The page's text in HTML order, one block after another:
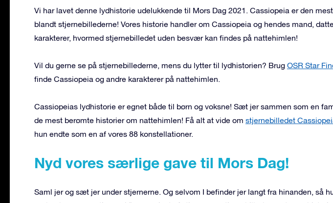
Vi har lavet denne lydhistorie udelukkende til Mors Dag 2021. Cassiopeia er den
blandt stjernebillederne! Vores historie handler om Cassiopeia og hendes mand,
karakterer, hvormed stjernebilledet uden besvær kan findes på nattehimlen!
Vil du gerne se på stjernebillederne, mens du lytter til lydhistorien? Brug OSR Star
finde Cassiopeia og andre karakterer på nattehimlen.
Cassiopeias lydhistorie er egnet både til børn og voksne! Sæt jer sammen som en
de mest berømte historier om nattehimlen! Få alt at vide om stjernebilledet
hun endte som en af vores 88 konstellationer.
Nyd vores særlige gave til Mors Dag!
Saml jer og sæt jer under stjernerne. Og selvom I befinder jer langt fra hinanden, så